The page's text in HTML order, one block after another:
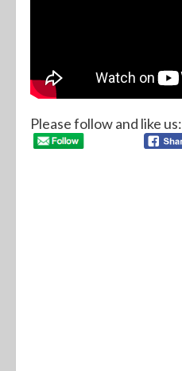
Please follow and like us: